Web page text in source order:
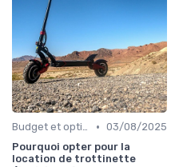
Budget et options de prix • 03/08/2025
Pourquoi opter pour la
location de trottinette